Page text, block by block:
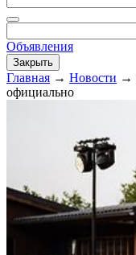
Объявления
Закрыть
Главная → Новости →
официально